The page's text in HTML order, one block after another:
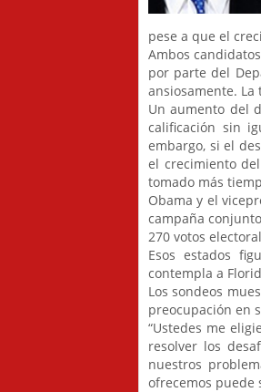
pese a que el
Ambos
por parte del
ansiosamente.
Un aumento del
calificación sin
embargo, si el
el crecimiento
tomado más
Obama y el
campaña
270 votos
Esos estados
contempla a
Los sondeos
preocupación en
“Ustedes me
resolver los
nuestros
ofrecemos puede